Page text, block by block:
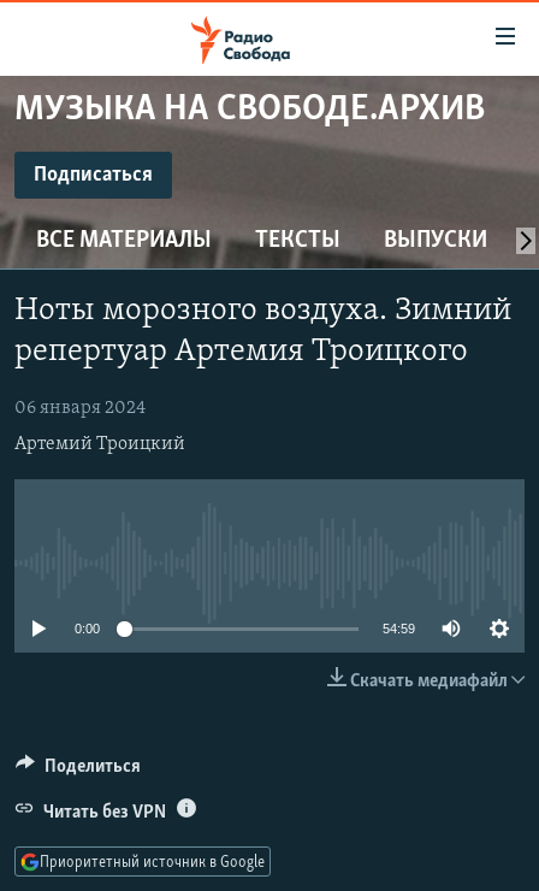
упрощенного
Вернуться
к
основному
содержанию
Вернутся
главной
Вернутся
поиску
ПРОГРАММЫ
ПОДКАСТЫ
АВТОРСКИЕ ПРОЕКТЫ
ЦИТАТЫ СВОБОДЫ
МНЕНИЯ
КУЛЬТУРА
КАВКАЗ.РЕАЛИИ
СЕВЕР.РЕАЛИИ
МУЗЫКА НА СВОБОДЕ.АРХИВ
Подписаться
Подписаться
ВСЕ МАТЕРИАЛЫ ТЕКСТЫ ВЫПУСКИ
Ноты морозного воздуха. Зимний
репертуар Артемия Троицкого
06 января 2024
Артемий Троицкий
0:00 54:59
Скачать медиафайл
Поделиться
Читать без VPN
Приоритетный источник в Google